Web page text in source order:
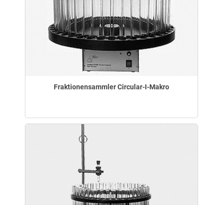
Fraktionensammler Circular-I-Makro